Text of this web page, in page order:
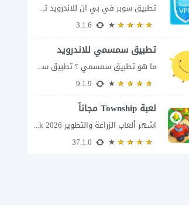
تطبيق سوبر في بي ان للاندرويد تطبيق سوبر في بي ان من تطبيقات الشبكات...
تطبيق سمسمي للاندرويد
ما هو تطبيق سمسمي ؟ تطبيق سمسمي للاندرويد SimSimi هو برنامج دردشة افتراضية يسمح...
لعبة Township مجاناً
اشهر ألعاب الزراعة والتطوير Township apk 2026 إذا كنت تحب ألعاب الزراعة وبناء المدن،...